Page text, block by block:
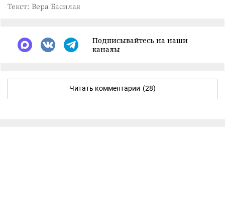
Текст: Вера Басилая
Подписывайтесь на наши
каналы
Читать комментарии (28)